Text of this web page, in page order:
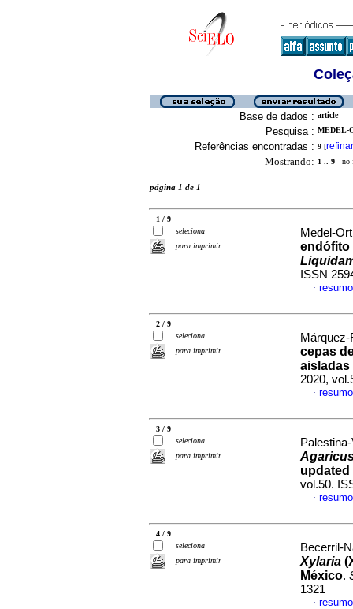
Base de dados : article
Pesquisa : MEDEL-
Referências encontradas : 9 [refinar
Mostrando: 1 .. 9 no
página 1 de 1
1 / 9
seleciona
para imprimir
Medel-
ISSN
·
2 / 9
seleciona
para imprimir
cepas
2020,
·
3 / 9
seleciona
para imprimir
updated
vol.50.
·
4 / 9
seleciona
para imprimir
Becerril-
Xylaria
México.
1321
·